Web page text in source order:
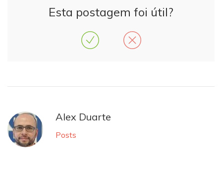
Esta postagem foi útil?
Alex Duarte
Posts